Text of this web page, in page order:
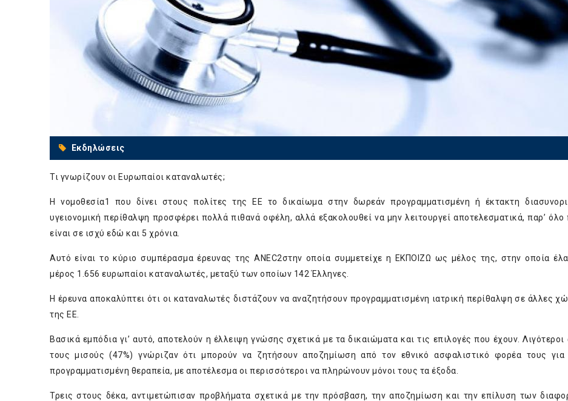
Εκδηλώσεις
Τι γνωρίζουν οι Ευρωπαίοι καταναλωτές;
Η νομοθεσία1
που δίνει στους πολίτες της ΕΕ το δικαίωμα στην δωρεάν προγραμματισμένη ή έκτακτη
υγειονομική περίθαλψη προσφέρει πολλά πιθανά οφέλη, αλλά εξακολουθεί να μην λειτουργεί αποτελεσματικά, παρ’ όλο
είναι σε ισχύ εδώ και 5 χρόνια.
Αυτό είναι το κύριο συμπέρασμα έρευνας της ANEC2στην οποία συμμετείχε η ΕΚΠΟΙΖΩ ως μέλος της, στην οποία
μέρος 1.656 ευρωπαίοι καταναλωτές, μεταξύ των οποίων 142 Έλληνες.
Η έρευνα αποκαλύπτει ότι οι καταναλωτές διστάζουν να αναζητήσουν προγραμματισμένη ιατρική περίθαλψη σε άλλες
της ΕΕ.
Βασικά εμπόδια γι’ αυτό, αποτελούν η έλλειψη γνώσης σχετικά με τα δικαιώματα και τις επιλογές που έχουν. Λιγότεροι
τους μισούς (47%) γνώριζαν ότι μπορούν να ζητήσουν αποζημίωση από τον εθνικό ασφαλιστικό φορέα τους για
προγραμματισμένη θεραπεία, με αποτέλεσμα οι περισσότεροι να πληρώνουν μόνοι τους τα έξοδα.
Τρεις στους δέκα, αντιμετώπισαν προβλήματα σχετικά με την πρόσβαση, την αποζημίωση και την επίλυση των